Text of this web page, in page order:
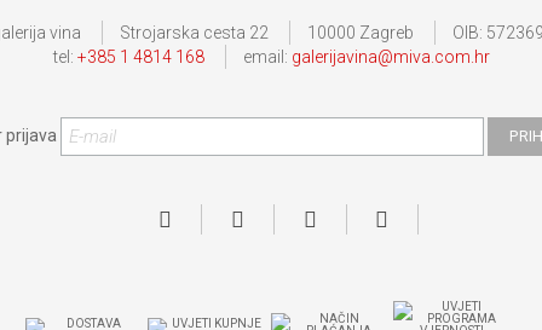
vina Strojarska cesta 22 10000 Zagreb
OIB:
tel: +385 1 4814 168 email: galerijavina@miva.com.hr
prijava